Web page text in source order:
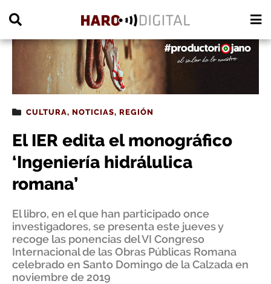
CULTURA, NOTICIAS, REGIÓN
El IER edita el monográfico
‘Ingeniería hidrálulica
romana’
El libro, en el que han participado once
investigadores, se presenta este jueves y
recoge las ponencias del VI Congreso
Internacional de las Obras Públicas Romana
celebrado en Santo Domingo de la Calzada en
noviembre de 2019